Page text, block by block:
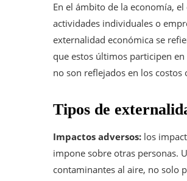
En el ámbito de la economía,
actividades individuales o
externalidad económica se
que estos últimos participen
no son reflejados en los costos
Tipos de
Impactos adversos: los
impone sobre otras personas.
contaminantes al aire, no solo